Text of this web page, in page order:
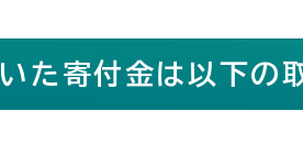
た寄付金は以下の